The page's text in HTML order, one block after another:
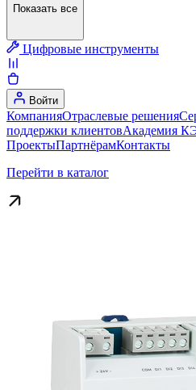
Показать все
Цифровые инструменты
Войти
КомпанияОтраслевые решения
поддержки клиентовАкадемия
ПроектыПартнёрамКонтакты
Перейти в каталог